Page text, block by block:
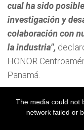
cual ha sido
investigación y
colaboración con
la industria",
HONOR
Panamá.